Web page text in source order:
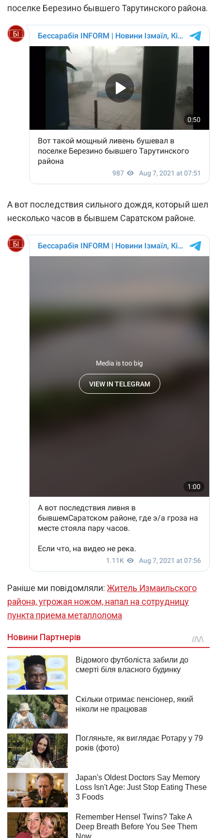
поселке Березино бывшего Тарутинского района.
А вот последствия сильного дождя, который шел
несколько часов в бывшем Саратском районе.
Раніше ми повідомляли: Житель Измаильского
района, угрожая ножом, напал на сотрудницу
пункта приема металлолома